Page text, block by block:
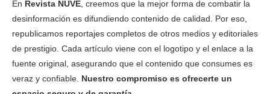
En Revista NUVE , creemos que la mejor forma de combatir la
desinformación es difundiendo contenido de calidad. Por eso,
republicamos reportajes completos de otros medios y editoriales
de prestigio. Cada artículo viene con el logotipo y el enlace a la
fuente original, asegurando que el contenido que consumes es
veraz y confiable. Nuestro compromiso es ofrecerte un